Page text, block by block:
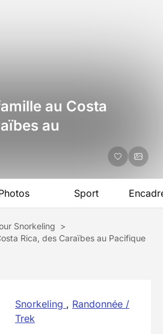
au Costa
au
Sport
Snorkeling >
Rica, des Caraïbes au Pacifique
Snorkeling , Randonnée /
Trek